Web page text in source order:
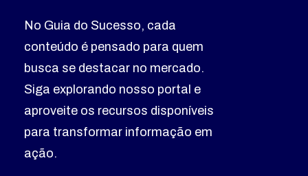
No Guia do Sucesso, cada
conteúdo é pensado para quem
busca se destacar no mercado.
Siga explorando nosso portal e
aproveite os recursos disponíveis
para transformar informação em
ação.